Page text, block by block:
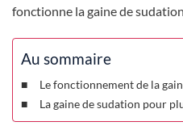
fonctionne la gaine de
Au sommaire
Le fonctionnement de la
La gaine de sudation pour